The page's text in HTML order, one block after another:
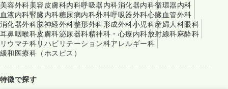
美容外科美容皮膚科内科呼吸器内科消化器内科循環器内科
血液内科腎臓内科糖尿病内科外科呼吸器外科心臓血管外科
消化器外科脳神経外科整形外科形成外科小児科産婦人科眼科
耳鼻咽喉科皮膚科泌尿器科精神科・心療内科放射線科麻酔科
リウマチ科リハビリテーション科アレルギー科
緩和医療科（ホスピス）
特徴で探す